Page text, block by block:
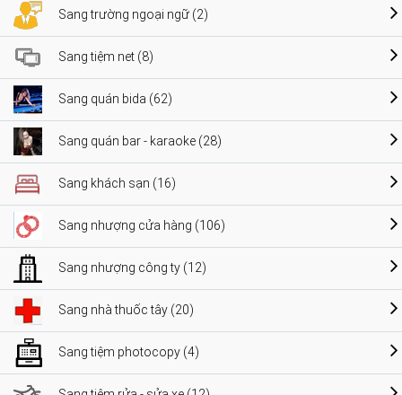
Sang trường ngoại ngữ (2)
Sang tiệm net (8)
Sang quán bida (62)
Sang quán bar - karaoke (28)
Sang khách sạn (16)
Sang nhượng cửa hàng (106)
Sang nhượng công ty (12)
Sang nhà thuốc tây (20)
Sang tiệm photocopy (4)